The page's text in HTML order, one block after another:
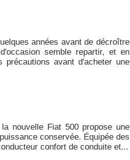
années avant de décroître
semble repartir, et en
précautions avant d'acheter une
nouvelle Fiat 500 propose une
conservée. Équipée des
confort de conduite et...